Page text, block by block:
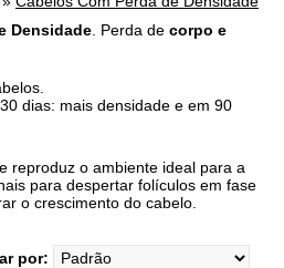
Densidade . Perda de corpo e
dias: mais densidade e em 90
reproduz o ambiente ideal para a
para despertar folículos em fase
o crescimento do cabelo.
por: